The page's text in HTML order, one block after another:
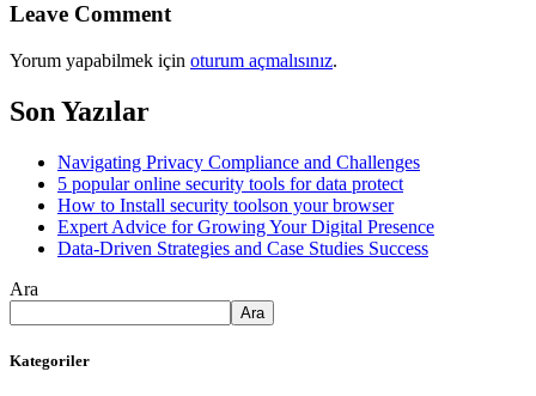
Leave Comment
Yorum yapabilmek için oturum açmalısınız.
Son Yazılar
Navigating Privacy Compliance and Challenges
5 popular online security tools for data protect
How to Install security toolson your browser
Expert Advice for Growing Your Digital Presence
Data-Driven Strategies and Case Studies Success
Ara
Ara
Kategoriler